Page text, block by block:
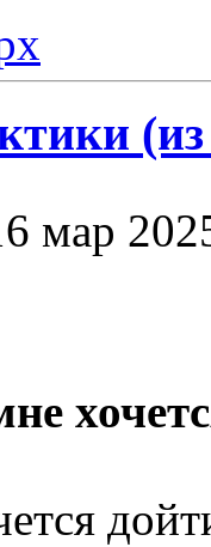
мар